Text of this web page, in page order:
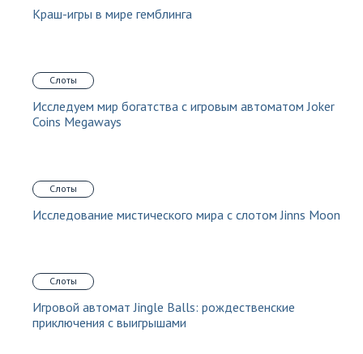
Краш-игры в мире гемблинга
Слоты
Исследуем мир богатства с игровым автоматом Joker
Coins Megaways
Слоты
Исследование мистического мира с слотом Jinns Moon
Слоты
Игровой автомат Jingle Balls: рождественские
приключения с выигрышами